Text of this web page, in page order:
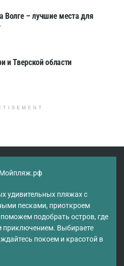
Волге – лучшие места для
и Тверской области
удивительных пляжах с
песками, приоткроем
подобрать остров, где
приключением. Выбираете
покоем и красотой в